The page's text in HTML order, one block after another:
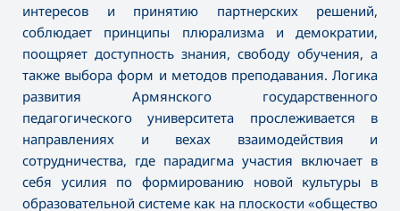
интересов и принятию партнерских решений,
соблюдает принципы плюрализма и демократии,
поощряет доступность знания, свободу обучения, а
также выбора форм и методов преподавания. Логика
развития Армянского государственного
педагогического университета прослеживается в
направлениях и вехах взаимодействия и
сотрудничества, где парадигма участия включает в
себя усилия по формированию новой культуры в
образовательной системе как на плоскости «общество